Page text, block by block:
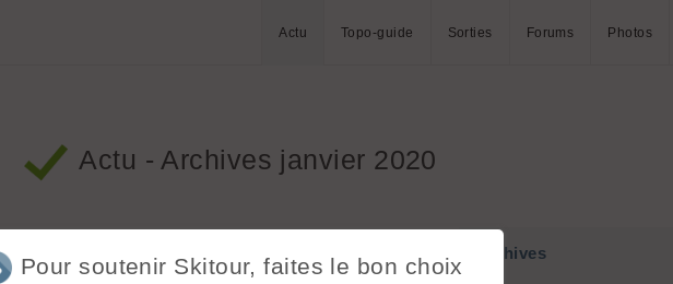
Actu Topo-guide Sorties Forums Photos
Actu - Archives janvier 2020
:: 3798 vus :: 2085 clics :: 0 commentaires:: Neige et
Archives
Pour soutenir Skitour, faites le bon choix